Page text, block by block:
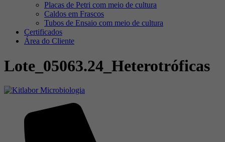
Placas de Petri com meio de cultura
Caldos em Frascos
Tubos de Ensaio com meio de cultura
Certificados
Área do Cliente
Lote_05063.24_Heterotróficas